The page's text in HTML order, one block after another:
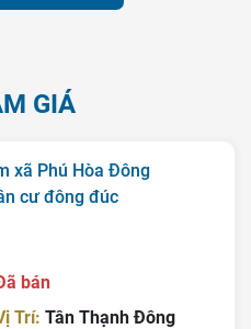
GIÁ
xã Phú Hòa Đông
cư đông đúc
bán
Trí:Tân Thạnh Đông